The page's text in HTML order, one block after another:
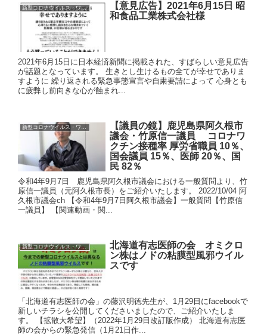
新型コロナウイルス・ワクチン
【意見広告】2021年6月15日 昭
和食品工業株式会社様
2021年6月15日に日本経済新聞に掲載された、すばらしい意見広告
が話題となっています。 生きとし生けるもの全てが幸せでありま
すように 繰り返される緊急事態宣言や自粛要請によって 心身とも
に疲弊し前向きな心が蝕まれ...
新型コロナウイルス・ワクチン
【議員の鏡】鹿児島県阿久根市
議会・竹原信一議員 コロナワ
クチン接種率 厚労省職員 10％、
国会議員 15％、医師 20％、国
民 82％
令和4年9月7日 鹿児島県阿久根市議会における一般質問より、竹
原信一議員（元阿久根市長）をご紹介いたします。 2022/10/04 阿
久根市議会ch 【令和4年9月7日阿久根市議会】一般質問【竹原信
一議員】 【関連動画・関...
新型コロナウイルス・ワクチン
北海道有志医師の会 オミクロ
ン株はノドの粘膜型風邪ウイル
スです
「北海道有志医師の会」の藤沢明徳先生が、1月29日にfacebookで
新しいチラシを公開してくださいましたので、ご紹介いたしま
す。 【拡散大希望】（2022年1月29日改訂版作成） 北海道有志医
師の会からの緊急発信（1月21日作...